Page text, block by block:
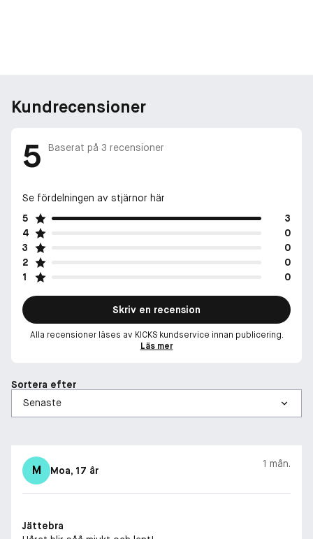
Kundrecensioner
5 Baserat på 3 recensioner
Se fördelningen av stjärnor här
5
3
4
0
3
0
2
0
1
0
Skriv en recension
Alla recensioner läses av KICKS kundservice innan publicering.
Läs mer
Sortera efter
M Moa, 17 år
1 mån.
Jättebra